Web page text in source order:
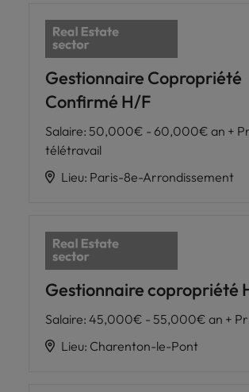
Gestionnaire Copropriété
Confirmé H/F
Salaire: 50,000€ - 60,000€ an +
télétravail
Lieu: Paris-8e-Arrondissement
Gestionnaire copropriété
Salaire: 45,000€ - 55,000€ an +
Lieu: Charenton-le-Pont